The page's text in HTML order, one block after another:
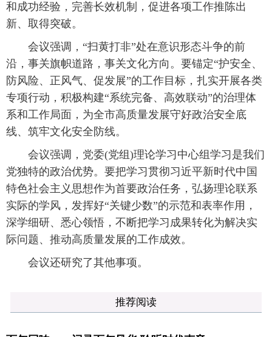
和成功经验，完善长效机制，促进各项工作推陈出
新、取得突破。
会议强调，“扫黄打非”处在意识形态斗争的前
沿，事关旗帜道路，事关文化方向。要锚定“护安全、
防风险、正风气、促发展”的工作目标，扎实开展各类
专项行动，积极构建“系统完备、高效联动”的治理体
系和工作局面，为全市高质量发展守好政治安全底
线、筑牢文化安全防线。
会议强调，党委(党组)理论学习中心组学习是我们
党独特的政治优势。要把学习贯彻习近平新时代中国
特色社会主义思想作为首要政治任务，弘扬理论联系
实际的学风，发挥好“关键少数”的示范和表率作用，
深学细研、悉心领悟，不断把学习成果转化为解决实
际问题、推动高质量发展的工作成效。
会议还研究了其他事项。
推荐阅读